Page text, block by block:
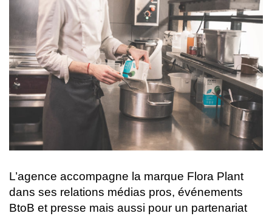
L’agence accompagne la marque Flora Plant
dans ses relations médias pros, événements
BtoB et presse mais aussi pour un partenariat